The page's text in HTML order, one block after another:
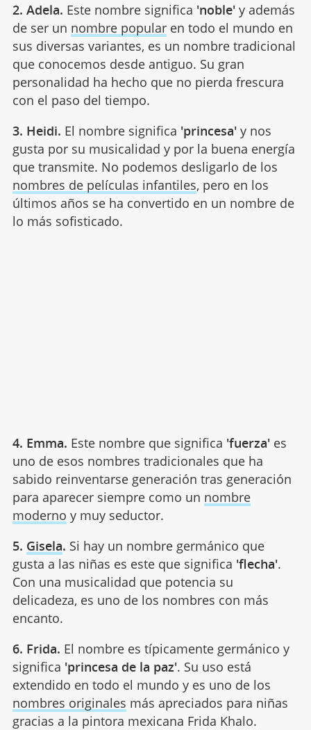
2. Adela. Este nombre significa 'noble'y además
de ser un nombre popularen todo el mundo en
sus diversas variantes, es un nombre tradicional
que conocemos desde antiguo. Su gran
personalidad ha hecho que no pierda frescura
con el paso del tiempo.
3. Heidi. El nombre significa 'princesa'y nos
gusta por su musicalidad y por la buena energía
que transmite. No podemos desligarlo de los
nombres de películas infantiles, pero en los
últimos años se ha convertido en un nombre de
lo más sofisticado.
4. Emma. Este nombre que significa 'fuerza'es
uno de esos nombres tradicionales que ha
sabido reinventarse generación tras generación
para aparecer siempre como un nombre
moderno y muy seductor.
5. Gisela. Si hay un nombre germánico que
gusta a las niñas es este que significa 'flecha'.
Con una musicalidad que potencia su
delicadeza, es uno de los nombres con más
encanto.
6. Frida. El nombre es típicamente germánico y
significa 'princesa de la paz'. Su uso está
extendido en todo el mundo y es uno de los
nombres originales más apreciados para niñas
gracias a la pintora mexicana Frida Khalo.